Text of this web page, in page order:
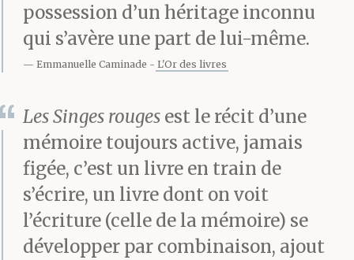
possession d’un héritage inconnu
qui s’avère une part de lui-même.
Emmanuelle Caminade L'Or des livres
Les Singes rouges est le récit d’une
mémoire toujours active, jamais
figée, c’est un livre en train de
s’écrire, un livre dont on voit
l’écriture (celle de la mémoire) se
développer par combinaison, ajout